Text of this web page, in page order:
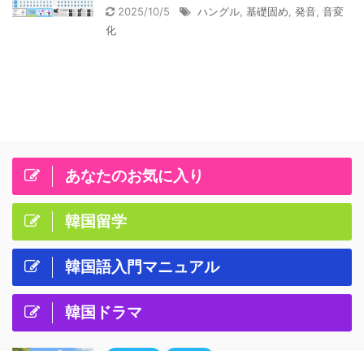
2025/10/5 ハングル 基礎固め 発音 音変
化
あなたのお気に入り
韓国留学
韓国語入門マニュアル
韓国ドラマ